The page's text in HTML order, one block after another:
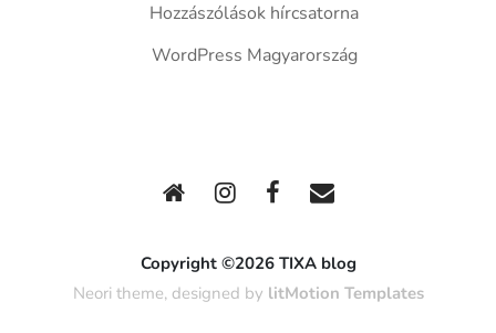
Hozzászólások hírcsatorna
WordPress Magyarország
Copyright ©2026 TIXA blog
Neori theme, designed by litMotion Templates